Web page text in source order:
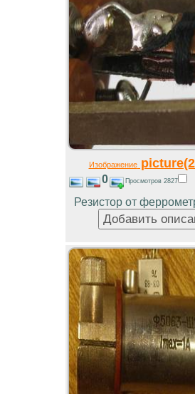
Изображение
0 Просмотров 2827
Резистор от